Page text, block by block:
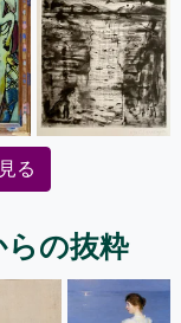
る
の抜粋